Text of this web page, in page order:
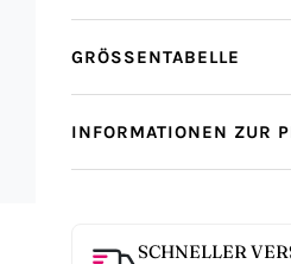
GRÖSSENTABELLE
INFORMATIONEN ZUR
SCHNELLER